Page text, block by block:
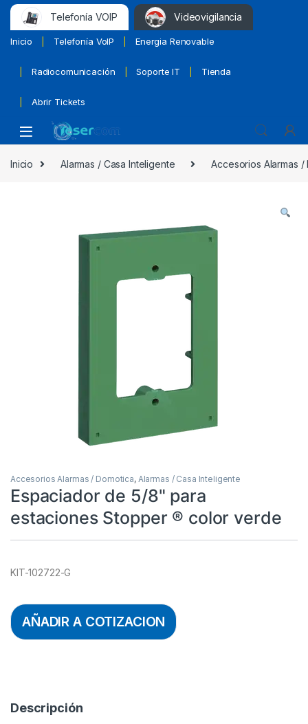
Telefonía VOIP Videovigilancia
Inicio Telefonía VoIP Energia Renovable
Radiocomunicación Soporte IT Tienda
Abrir Tickets
Inicio Alarmas / Casa Inteligente Accesorios Alarmas /
Accesorios Alarmas / Domotica, Alarmas / Casa Inteligente
Espaciador de 5/8" para
estaciones Stopper ® color verde
KIT-102722-G
AÑADIR A COTIZACION
Descripción